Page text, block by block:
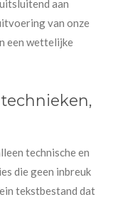
aan
van onze
een wettelijke
technische en
die geen inbreuk
tekstbestand dat